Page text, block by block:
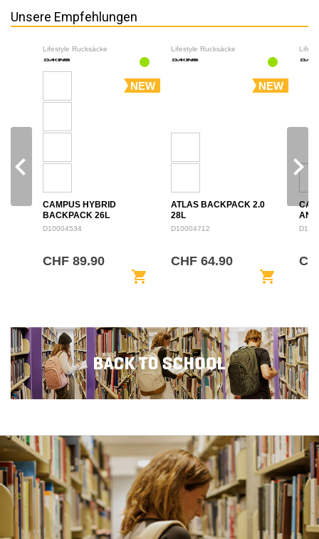
Unsere Empfehlungen
Lifestyle Rucksäcke
NEW
CAMPUS HYBRID
BACKPACK 26L
D10004534
CHF 89.90
shopping_cart
Lifestyle Rucksäcke
NEW
ATLAS BACKPACK 2.0
28L
D10004712
CHF 64.90
shopping_cart
navigate_before navigate_next